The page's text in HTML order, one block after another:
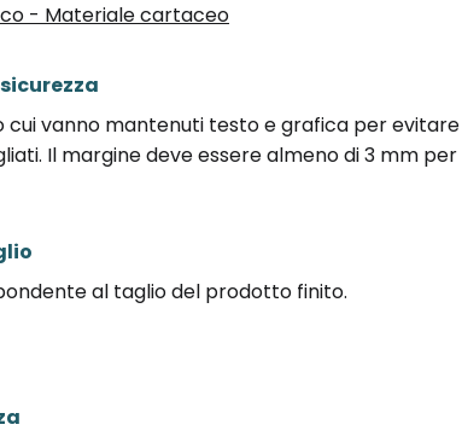
- Materiale cartaceo
cui vanno mantenuti testo e grafica per
Il margine deve essere almeno di 3 mm per
al taglio del prodotto finito.